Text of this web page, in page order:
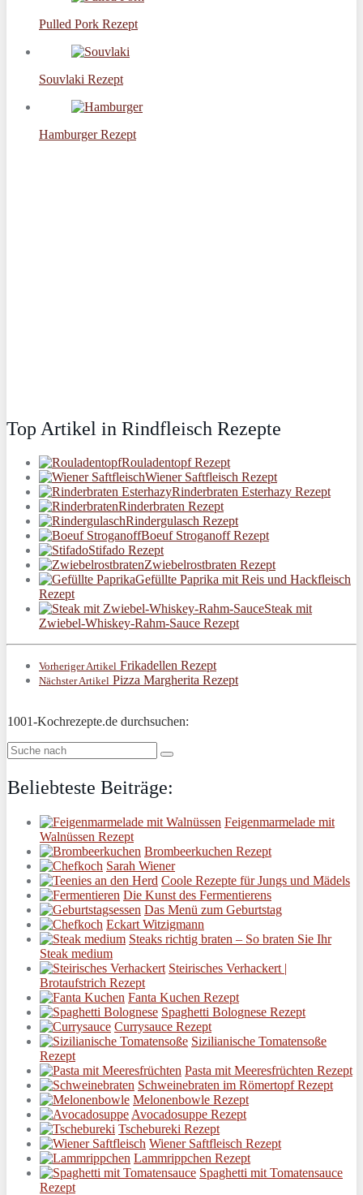
Pulled Pork Rezept
Souvlaki Rezept
Hamburger Rezept
Top Artikel in Rindfleisch Rezepte
Rouladentopf Rezept
Wiener Saftfleisch Rezept
Rinderbraten Esterhazy Rezept
Rinderbraten Rezept
Rindergulasch Rezept
Boeuf Stroganoff Rezept
Stifado Rezept
Zwiebelrostbraten Rezept
Gefüllte Paprika mit Reis und Hackfleisch
Rezept
Steak mit
Zwiebel-Whiskey-Rahm-Sauce Rezept
Vorheriger Artikel Frikadellen Rezept
Nächster Artikel Pizza Margherita Rezept
1001-Kochrezepte.de durchsuchen:
Beliebteste Beiträge:
Feigenmarmelade mit
Walnüssen Rezept
Brombeerkuchen Rezept
Sarah Wiener
Coole Rezepte für Jungs und Mädels
Die Kunst des Fermentierens
Das Menü zum Geburtstag
Eckart Witzigmann
Steaks richtig braten – So braten Sie Ihr
Steak medium
Steirisches Verhackert |
Brotaufstrich Rezept
Fanta Kuchen Rezept
Spaghetti Bolognese Rezept
Currysauce Rezept
Sizilianische Tomatensoße
Rezept
Pasta mit Meeresfrüchten Rezept
Schweinebraten im Römertopf Rezept
Melonenbowle Rezept
Avocadosuppe Rezept
Tschebureki Rezept
Wiener Saftfleisch Rezept
Lammrippchen Rezept
Spaghetti mit Tomatensauce
Rezept